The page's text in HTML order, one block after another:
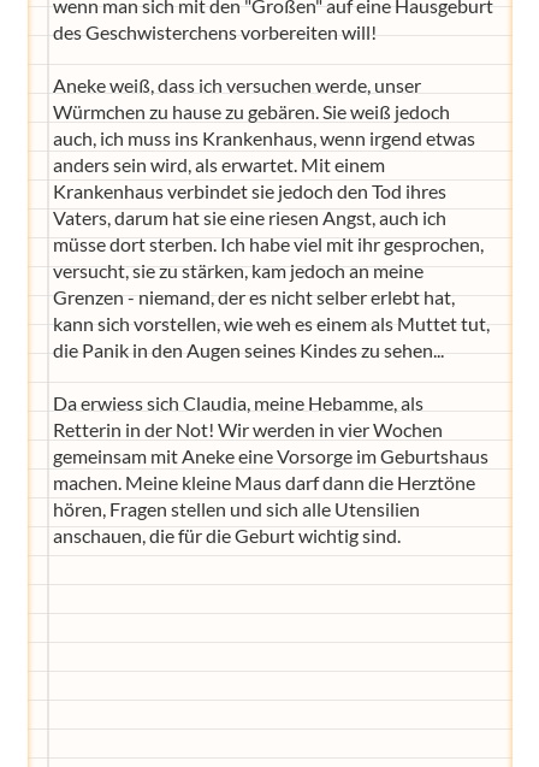
wenn man sich mit den "Großen" auf eine Hausgeburt
des Geschwisterchens vorbereiten will!
Aneke weiß, dass ich versuchen werde, unser
Würmchen zu hause zu gebären. Sie weiß jedoch
auch, ich muss ins Krankenhaus, wenn irgend etwas
anders sein wird, als erwartet. Mit einem
Krankenhaus verbindet sie jedoch den Tod ihres
Vaters, darum hat sie eine riesen Angst, auch ich
müsse dort sterben. Ich habe viel mit ihr gesprochen,
versucht, sie zu stärken, kam jedoch an meine
Grenzen - niemand, der es nicht selber erlebt hat,
kann sich vorstellen, wie weh es einem als Muttet tut,
die Panik in den Augen seines Kindes zu sehen...
Da erwiess sich Claudia, meine Hebamme, als
Retterin in der Not! Wir werden in vier Wochen
gemeinsam mit Aneke eine Vorsorge im Geburtshaus
machen. Meine kleine Maus darf dann die Herztöne
hören, Fragen stellen und sich alle Utensilien
anschauen, die für die Geburt wichtig sind.